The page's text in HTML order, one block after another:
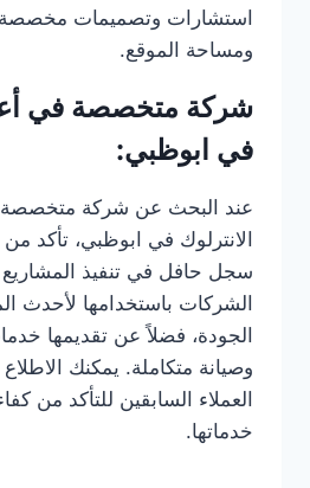
استشارات وتصميمات
ومساحة الموقع.
شركة متخصصة في
في ابوظبي:
عند البحث عن شركة
الانترلوك في ابوظبي، تأكد من
سجل حافل في تنفيذ المشاريع
الشركات باستخدامها لأحدث
الجودة، فضلاً عن تقديمها
وصيانة متكاملة. يمكنك
العملاء السابقين للتأكد من
خدماتها.